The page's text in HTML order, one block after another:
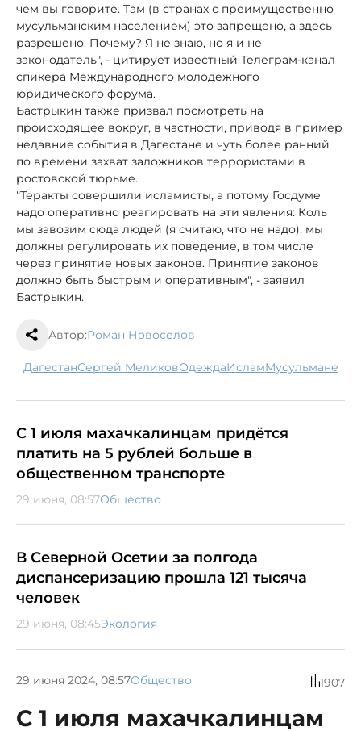
чем вы говорите. Там (в странах с преимущественно
мусульманским населением) это запрещено, а здесь
разрешено. Почему? Я не знаю, но я и не
законодатель", - цитирует известный Телеграм-канал
спикера Международного молодежного
юридического форума.
Бастрыкин также призвал посмотреть на
происходящее вокруг, в частности, приводя в пример
недавние события в Дагестане и чуть более ранний
по времени захват заложников террористами в
ростовской тюрьме.
"Теракты совершили исламисты, а потому Госдуме
надо оперативно реагировать на эти явления: Коль
мы завозим сюда людей (я считаю, что не надо), мы
должны регулировать их поведение, в том числе
через принятие новых законов. Принятие законов
должно быть быстрым и оперативным", - заявил
Бастрыкин.
Автор:Роман Новоселов
Дагестан Сергей Меликов одежда ислам мусульмане
С 1 июля махачкалинцам придётся
платить на 5 рублей больше в
общественном транспорте
29 июня, 08:57Общество
В Северной Осетии за полгода
диспансеризацию прошла 121 тысяча
человек
29 июня, 08:45Экология
29 июня 2024, 08:57Общество 1907
С 1 июля махачкалинцам